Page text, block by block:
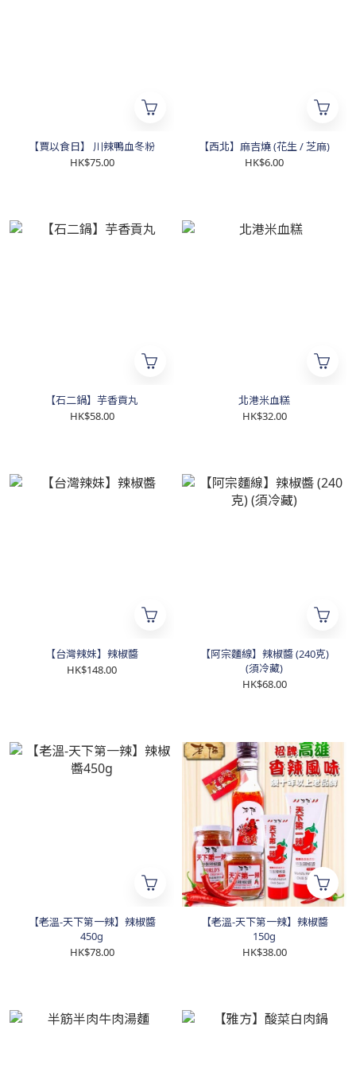
【賈以食日】 川辣鴨血冬粉
HK$75.00
【西北】麻吉燒 (花生 / 芝麻)
HK$6.00
【石二鍋】芋香貢丸
HK$58.00
北港米血糕
HK$32.00
【台灣辣妹】辣椒醬
HK$148.00
【阿宗麵線】辣椒醬 (240克)
(須冷藏)
HK$68.00
【老溫-天下第一辣】辣椒醬
450g
HK$78.00
【老溫-天下第一辣】辣椒醬
150g
HK$38.00